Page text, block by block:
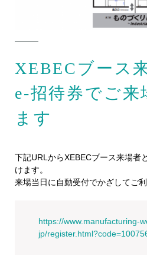
XEBECブース
e-招待券でご来
ます
下記URLからXEBECブース来場者
けます。
来場当日に自動受付でかざしてご利
https://www.manufacturing-
jp/